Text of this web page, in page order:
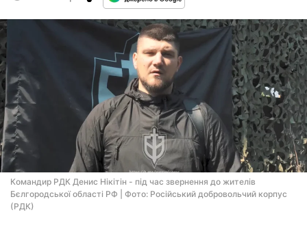
Командир РДК Денис Нікітін - під час звернення до жителів
Бєлгородської області РФ | Фото: Російський добровольчий корпус
(РДК)